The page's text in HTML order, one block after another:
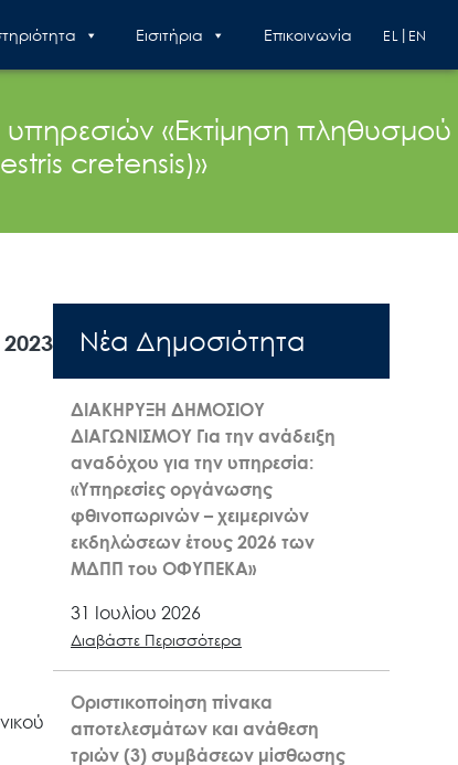
Εισιτήρια Επικοινωνία EN
EL
υπηρεσιών «Εκτίμηση πληθυσμού
cretensis)»
Nέα Δημοσιότητα
ΔΙΑΚΗΡΥΞΗ ΔΗΜΟΣΙΟΥ
ΔΙΑΓΩΝΙΣΜΟΥ Για την ανάδειξη
αναδόχου για την υπηρεσία:
«Υπηρεσίες οργάνωσης
φθινοπωρινών – χειμερινών
εκδηλώσεων έτους 2026 των
ΜΔΠΠ του ΟΦΥΠΕΚΑ»
31 Ιουλίου 2026
Διαβάστε Περισσότερα
Οριστικοποίηση πίνακα
αποτελεσμάτων και ανάθεση
τριών (3) συμβάσεων μίσθωσης